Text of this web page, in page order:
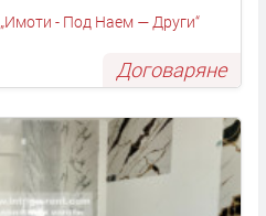
„Имоти - Под Наем — Други“
Договаряне